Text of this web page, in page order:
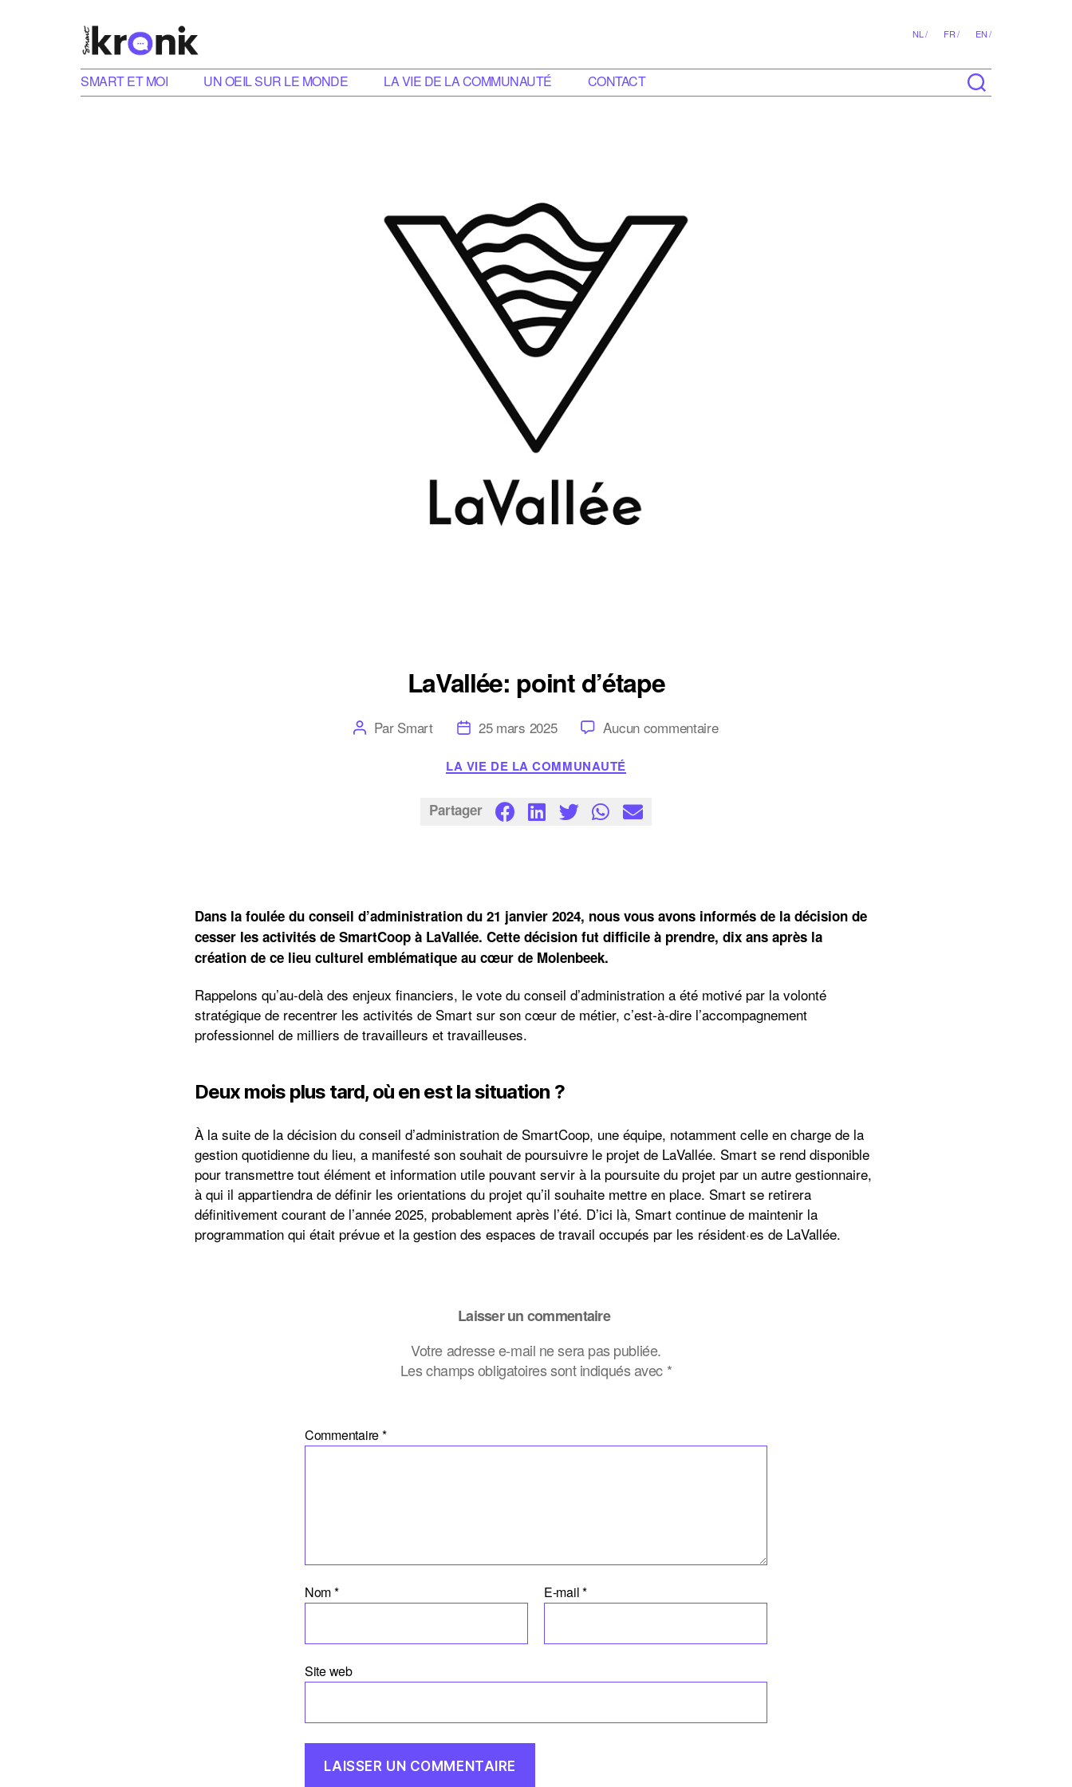
NL / FR / EN /
SMART ET MOI UN OEIL SUR LE MONDE LA VIE DE LA COMMUNAUTÉ CONTACT
LaVallée: point d’étape
Auteur
de
Par Smart Date
de
25 mars 2025 Aucun commentairesur
Catégories
LA VIE DE LA COMMUNAUTÉ
Partager
Dans la foulée du conseil d’administration du 21 janvier 2024, nous vous avons informés de la décision de
cesser les activités de SmartCoop à LaVallée. Cette décision fut difficile à prendre, dix ans après la
création de ce lieu culturel emblématique au cœur de Molenbeek.
Rappelons qu’au-delà des enjeux financiers, le vote du conseil d’administration a été motivé par la volonté
stratégique de recentrer les activités de Smart sur son cœur de métier, c’est-à-dire l’accompagnement
professionnel de milliers de travailleurs et travailleuses.
Deux mois plus tard, où en est la situation ?
À la suite de la décision du conseil d’administration de SmartCoop, une équipe, notamment celle en charge de la
gestion quotidienne du lieu, a manifesté son souhait de poursuivre le projet de LaVallée. Smart se rend disponible
pour transmettre tout élément et information utile pouvant servir à la poursuite du projet par un autre gestionnaire,
à qui il appartiendra de définir les orientations du projet qu’il souhaite mettre en place. Smart se retirera
définitivement courant de l’année 2025, probablement après l’été. D’ici là, Smart continue de maintenir la
programmation qui était prévue et la gestion des espaces de travail occupés par les résident·es de LaVallée.
Laisser un commentaire
Votre adresse e-mail ne sera pas publiée.
Les champs obligatoires sont indiqués avec *
Commentaire*
Nom* E-mail*
Site web